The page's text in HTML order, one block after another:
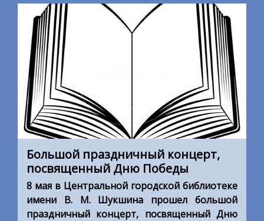
Большой праздничный концерт,
посвященный Дню Победы
8 мая в Центральной городской библиотеке
имени В. М. Шукшина прошел большой
праздничный концерт, посвященный Дню